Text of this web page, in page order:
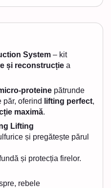
System – kit
și reconstrucție a
proteine pătrunde
păr, oferind
lifting perfect,
maximă.
Lifting
și pregătește părul
și protecția firelor.
rebele